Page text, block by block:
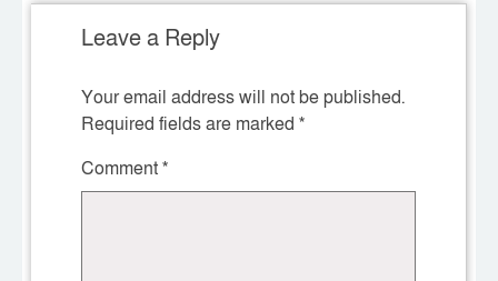
Leave a Reply
Your email address will not be published.
Required fields are marked *
Comment*